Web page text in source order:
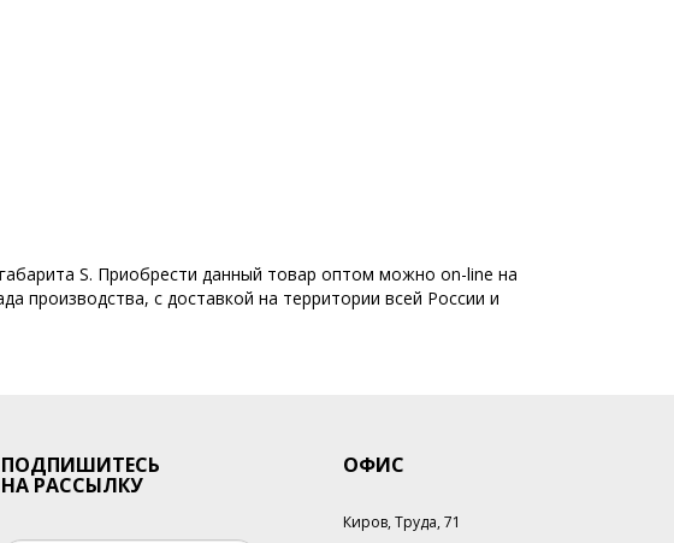
S. Приобрести данный товар оптом можно on-line на
производства, с доставкой на территории всей России и
ПОДПИШИТЕСЬ
НА РАССЫЛКУ
ОФИС
Киров, Труда, 71